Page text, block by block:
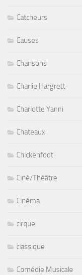
Catcheurs
Causes
Chansons
Charlie Hargrett
Charlotte Yanni
Chateaux
Chickenfoot
Ciné/Théâtre
Cinéma
cirque
classique
Comédie Musicale